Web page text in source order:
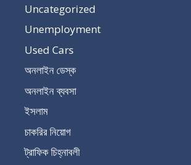
Uncategorized
Unemployment
Used Cars
অনলাইন ডেস্ক
অনলাইন ব্যবসা
ইসলাম
চাকরির নিয়োগ
ট্রাফিক চিহ্নাবলী